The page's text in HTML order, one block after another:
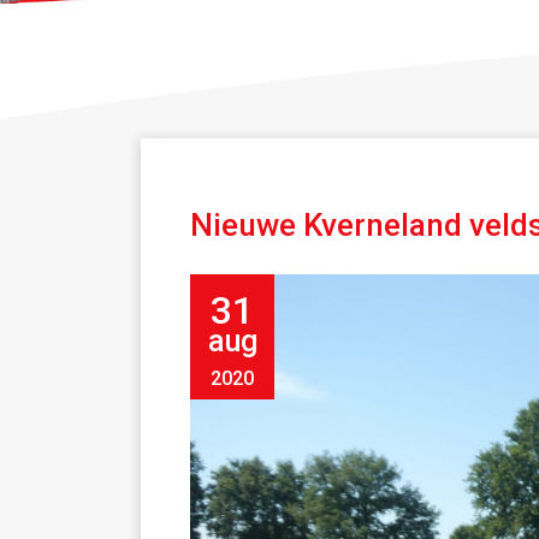
Nieuwe Kverneland
31
aug
2020